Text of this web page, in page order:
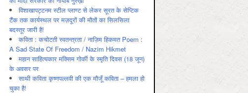
विशाखापट्टनम स्टील प्लाण्ट से लेकर सूरत के सेप्टिक
टैंक तक कार्यस्थल पर मज़दूरों की मौतों का सिलसिला
बदस्तूर जारी है!
कविता : कचोटती स्वतन्त्रता / नाज़िम हिकमत Poem :
A Sad State Of Freedom / Nazim Hikmet
महान साहित्यकार मक्सिम गोर्की के स्मृति दिवस (18 जून)
के अवसर पर
साथी कविता कृष्णपल्लवी की एक मौजूँ कविता – हमला हो
चुका है!